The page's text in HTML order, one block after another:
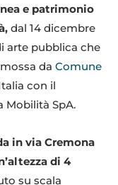
e patrimonio
dal 14 dicembre
arte pubblica che
da Comune
con il
Mobilità SpA.
in via Cremona
di 4
su scala